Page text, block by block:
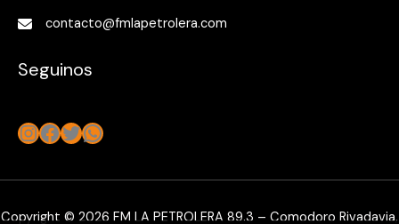
contacto@fmlapetrolera.com
Seguinos
Instagram
Facebook
Twitter
WhatsApp
Copyright © 2026 FM LA PETROLERA 89.3 – Comodoro Rivadavia,